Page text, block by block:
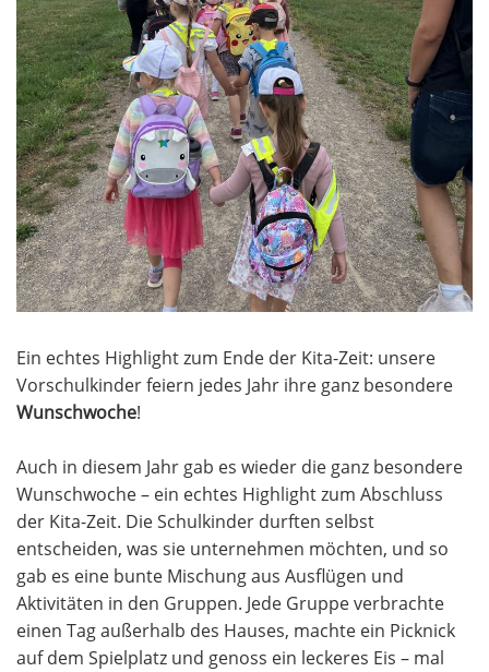
Ein echtes Highlight zum Ende der Kita-Zeit: unsere
Vorschulkinder feiern jedes Jahr ihre ganz besondere
Wunschwoche!
Auch in diesem Jahr gab es wieder die ganz besondere
Wunschwoche – ein echtes Highlight zum Abschluss
der Kita-Zeit. Die Schulkinder durften selbst
entscheiden, was sie unternehmen möchten, und so
gab es eine bunte Mischung aus Ausflügen und
Aktivitäten in den Gruppen. Jede Gruppe verbrachte
einen Tag außerhalb des Hauses, machte ein Picknick
auf dem Spielplatz und genoss ein leckeres Eis – mal